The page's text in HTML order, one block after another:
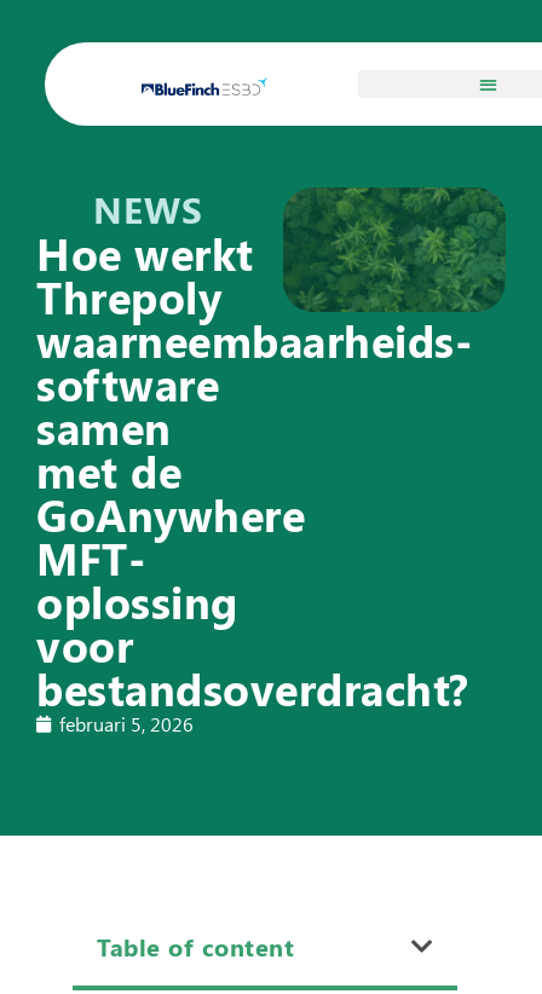
NEWS
Hoe werkt
Threpoly
waarneembaarheids-
software
samen
met de
GoAnywhere
MFT-
oplossing
voor
bestandsoverdracht?
februari 5, 2026
Table of content